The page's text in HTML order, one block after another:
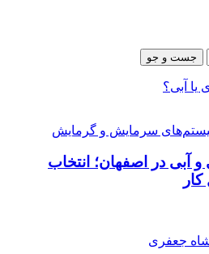
جست و جو
سرمایش و گرمایش
آبی در اصفهان؛ انتخاب
جعفری